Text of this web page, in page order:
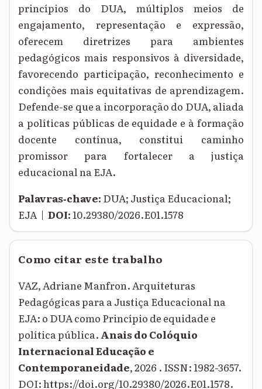
princípios do DUA, múltiplos meios de
engajamento, representação e expressão,
oferecem diretrizes para ambientes
pedagógicos mais responsivos à diversidade,
favorecendo participação, reconhecimento e
condições mais equitativas de aprendizagem.
Defende-se que a incorporação do DUA, aliada
a políticas públicas de equidade e à formação
docente contínua, constitui caminho
promissor para fortalecer a justiça
educacional na EJA.
Palavras‑chave: DUA; Justiça Educacional;
EJA | DOI: 10.29380/2026.E01.1578
Como citar este trabalho
VAZ, Adriane Manfron. Arquiteturas
Pedagógicas para a Justiça Educacional na
EJA: o DUA como Princípio de equidade e
política pública. Anais do Colóquio
Internacional Educação e
Contemporaneidade, 2026 . ISSN: 1982-3657.
DOI: https://doi.org/10.29380/2026.E01.1578.